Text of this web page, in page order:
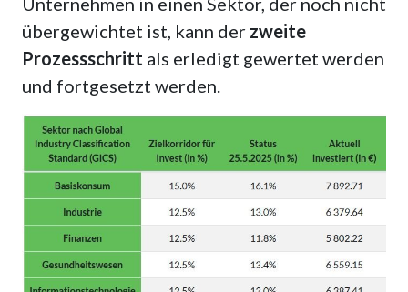
übergewichtet ist, kann der zweite
Prozessschritt als erledigt gewertet werden
und fortgesetzt werden.